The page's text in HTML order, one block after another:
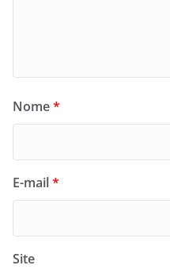
Nome*
E-mail*
Site